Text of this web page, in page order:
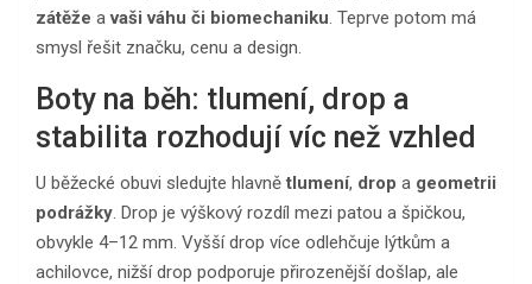
zátěže avaši váhu či biomechaniku. Teprve potom má
smysl řešit značku, cenu a design.
Boty na běh: tlumení, drop a
stabilita rozhodují víc než vzhled
U běžecké obuvi sledujte hlavnětlumení, drop a geometrii
podrážky. Drop je výškový rozdíl mezi patou a špičkou,
obvykle 4–12 mm. Vyšší drop více odlehčuje lýtkům a
achilovce, nižší drop podporuje přirozenější došlap, ale